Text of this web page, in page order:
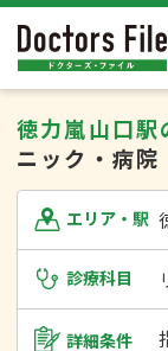
徳力嵐山口駅
ニック・病院
エリア・駅
診療科目
詳細条件